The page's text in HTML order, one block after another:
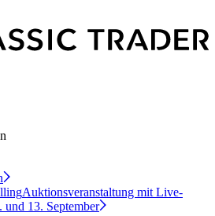
Auktionsveranstaltung mit Live-
13. September